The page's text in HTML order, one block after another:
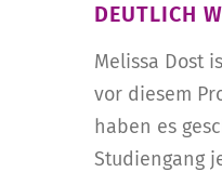
DEUTLICH
Melissa Dost
vor diesem
haben es
Studiengang